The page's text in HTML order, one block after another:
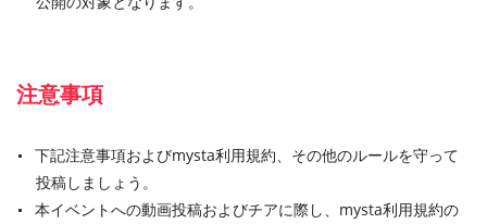
注意事項
下記注意事項およびmysta利用規約、その他のルールを守って
投稿しましょう。
本イベントへの動画投稿およびチアに際し、mysta利用規約の